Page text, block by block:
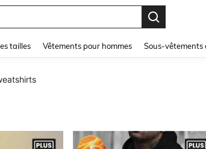
tailles Vêtements pour hommes Sous-vêtements